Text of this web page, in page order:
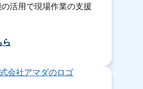
活用で現場作業の支援